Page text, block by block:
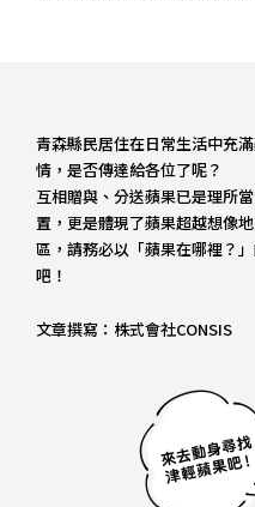
青森縣民居住在日常生活中充
情，是否傳達給各位了呢？
互相贈與、分送蘋果已是理所
置，更是體現了蘋果超越想像
區，請務必以「蘋果在哪裡？
吧！
文章撰寫：株式會社CONSIS